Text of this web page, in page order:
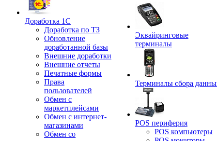
Доработка 1С
Доработка по ТЗ
Обновление
доработанной базы
Внешние доработки
Внешние отчеты
Печатные формы
Права
пользователей
Обмен с
маркетплейсами
Обмен с интернет-
магазинами
Обмен со
Эквайринговые
терминалы
Терминалы сбора
POS периферия
POS компьютеры